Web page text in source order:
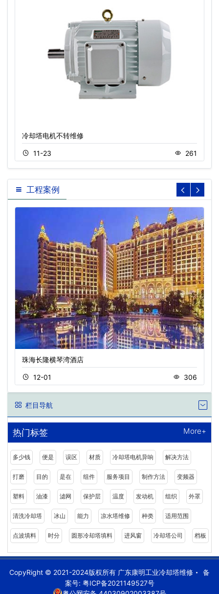
冷却塔电机不转维修
11-23 261
工程案例
珠海长隆横琴湾酒店
12-01 306
栏目导航
热门标签 More+
多少钱 便是 误区 材质 冷却塔电机异响 解决方法
打磨 目的 是在 组件 服务项目 制作方法 变频器
塑料 油漆 滤网 保护层 温度 发动机 组织 外罩
清洗冷却塔 冰山 能力 凉水塔维修 种类 适用范围
点波填料 时分 圆形冷却塔填料 进风窗 冷却塔公司 档板
CopyRight © 2021-2024版权所有 广东康明工业冷却塔维修
备
案号: 粤ICP备2021149527号